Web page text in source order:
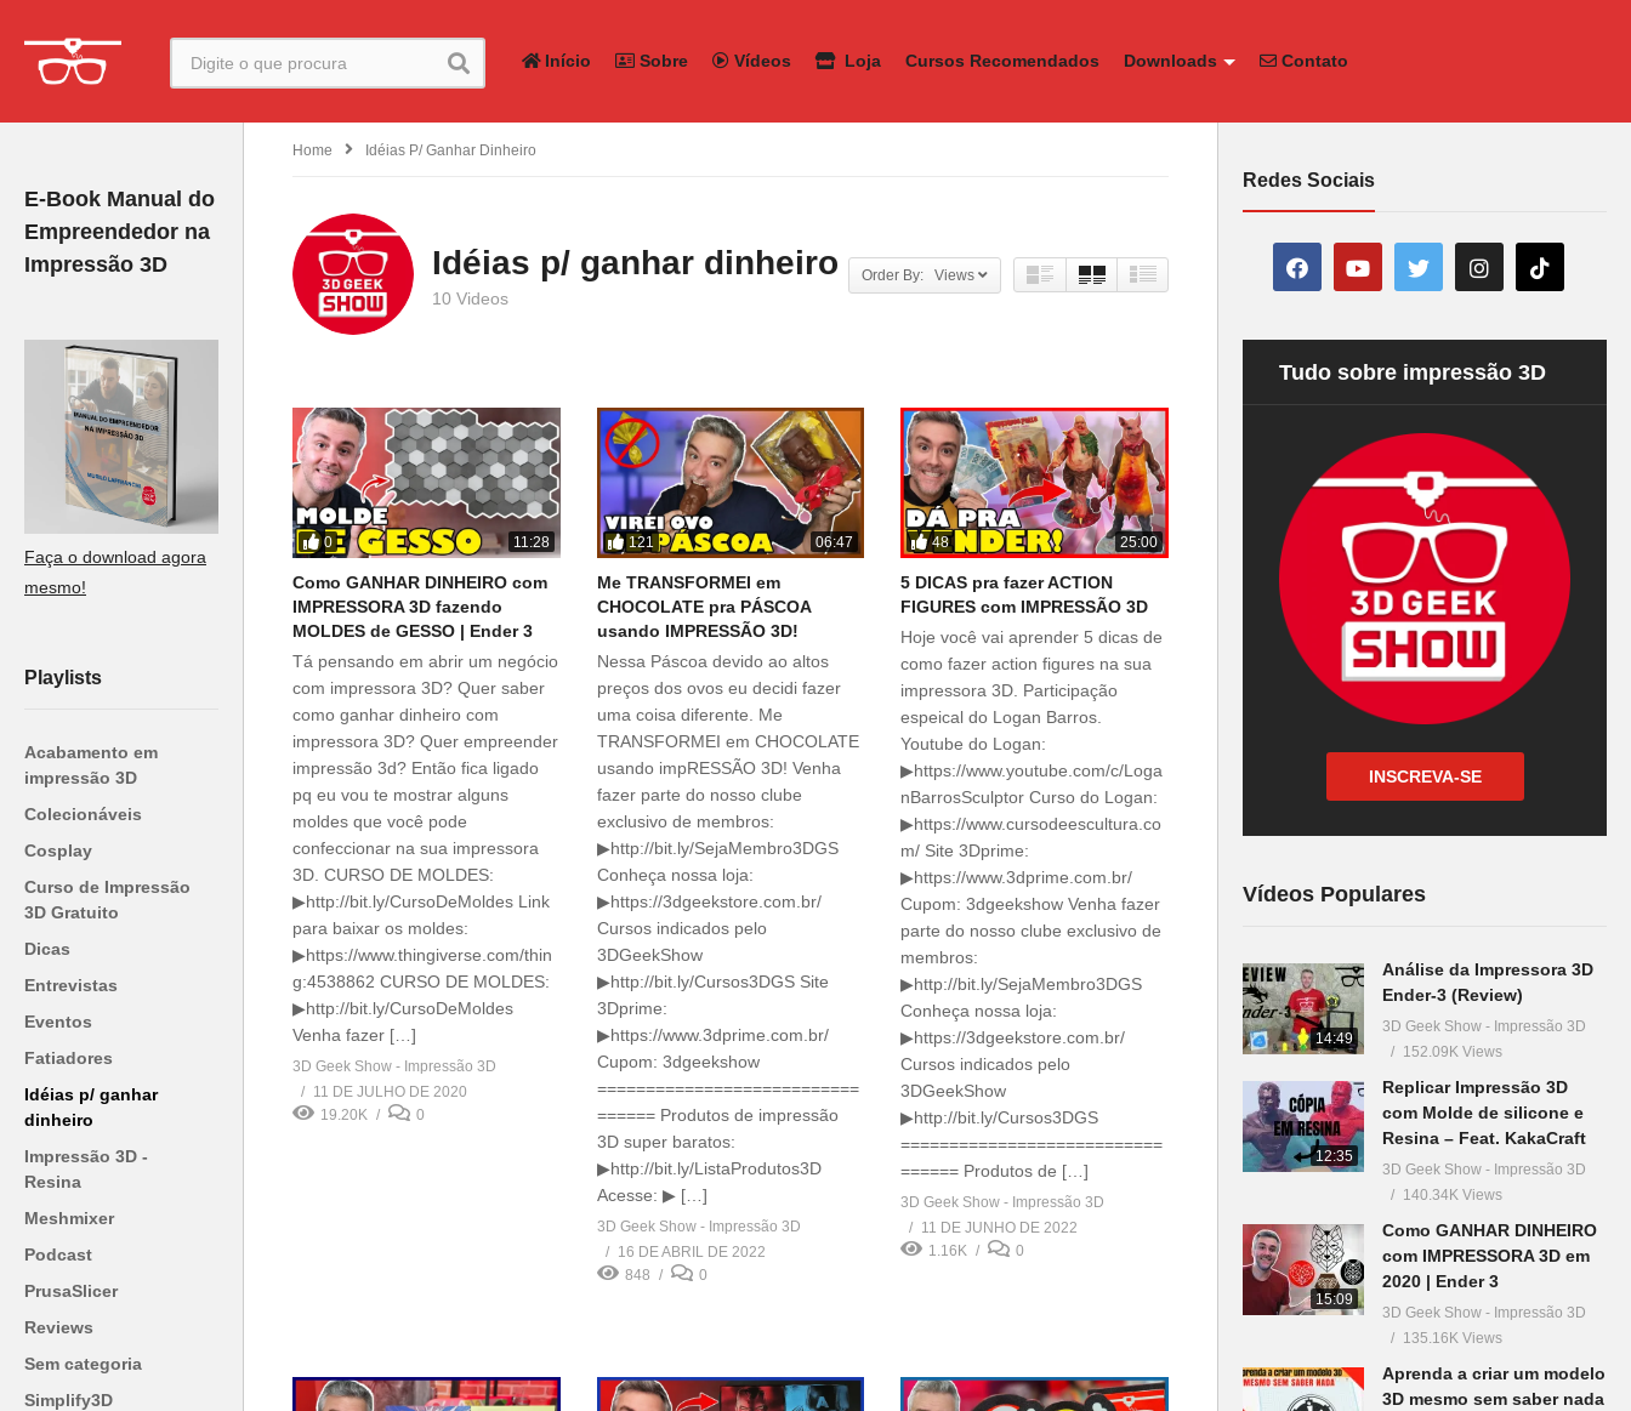
Início Sobre Vídeos Loja Cursos Recomendados Downloads Contato
E-Book Manual do
Empreendedor na
Impressão 3D
Faça o download agora
mesmo!
Playlists
Acabamento em
impressão 3D
Colecionáveis
Cosplay
Curso de Impressão
3D Gratuito
Dicas
Entrevistas
Eventos
Fatiadores
Idéias p/ ganhar
dinheiro
Impressão 3D -
Resina
Meshmixer
Podcast
PrusaSlicer
Reviews
Sem categoria
Simplify3D
Home Idéias P/ Ganhar Dinheiro
Idéias p/ ganhar dinheiro
10 Videos
Order By: Views
0 11:28
Como GANHAR DINHEIRO com
IMPRESSORA 3D fazendo
MOLDES de GESSO | Ender 3
Tá pensando em abrir um negócio
com impressora 3D? Quer saber
como ganhar dinheiro com
impressora 3D? Quer empreender
impressão 3d? Então fica ligado
pq eu vou te mostrar alguns
moldes que você pode
confeccionar na sua impressora
3D. CURSO DE MOLDES:
▶http://bit.ly/CursoDeMoldes Link
para baixar os moldes:
▶https://www.thingiverse.com/thin
g:4538862 CURSO DE MOLDES:
▶http://bit.ly/CursoDeMoldes
Venha fazer […]
3D Geek Show - Impressão 3D
11 DE JULHO DE 2020
19.20K
0
121 06:47
Me TRANSFORMEI em
CHOCOLATE pra PÁSCOA
usando IMPRESSÃO 3D!
Nessa Páscoa devido ao altos
preços dos ovos eu decidi fazer
uma coisa diferente. Me
TRANSFORMEI em CHOCOLATE
usando impRESSÃO 3D! Venha
fazer parte do nosso clube
exclusivo de membros:
▶http://bit.ly/SejaMembro3DGS
Conheça nossa loja:
▶https://3dgeekstore.com.br/
Cursos indicados pelo
3DGeekShow
▶http://bit.ly/Cursos3DGS Site
3Dprime:
▶https://www.3dprime.com.br/
Cupom: 3dgeekshow
===========================
====== Produtos de impressão
3D super baratos:
▶http://bit.ly/ListaProdutos3D
Acesse: ▶ […]
3D Geek Show - Impressão 3D
16 DE ABRIL DE 2022
848
0
48 25:00
5 DICAS pra fazer ACTION
FIGURES com IMPRESSÃO 3D
Hoje você vai aprender 5 dicas de
como fazer action figures na sua
impressora 3D. Participação
espeical do Logan Barros.
Youtube do Logan:
▶https://www.youtube.com/c/Loga
nBarrosSculptor Curso do Logan:
▶https://www.cursodeescultura.co
m/ Site 3Dprime:
▶https://www.3dprime.com.br/
Cupom: 3dgeekshow Venha fazer
parte do nosso clube exclusivo de
membros:
▶http://bit.ly/SejaMembro3DGS
Conheça nossa loja:
▶https://3dgeekstore.com.br/
Cursos indicados pelo
3DGeekShow
▶http://bit.ly/Cursos3DGS
===========================
====== Produtos de […]
3D Geek Show - Impressão 3D
11 DE JUNHO DE 2022
1.16K
0
Redes Sociais
Tudo sobre impressão 3D
INSCREVA-SE
Vídeos Populares
14:49
Análise da Impressora 3D
Ender-3 (Review)
3D Geek Show - Impressão 3D
152.09K Views
12:35
Replicar Impressão 3D
com Molde de silicone e
Resina – Feat. KakaCraft
3D Geek Show - Impressão 3D
140.34K Views
15:09
Como GANHAR DINHEIRO
com IMPRESSORA 3D em
2020 | Ender 3
3D Geek Show - Impressão 3D
135.16K Views
Aprenda a criar um modelo
3D mesmo sem saber nada